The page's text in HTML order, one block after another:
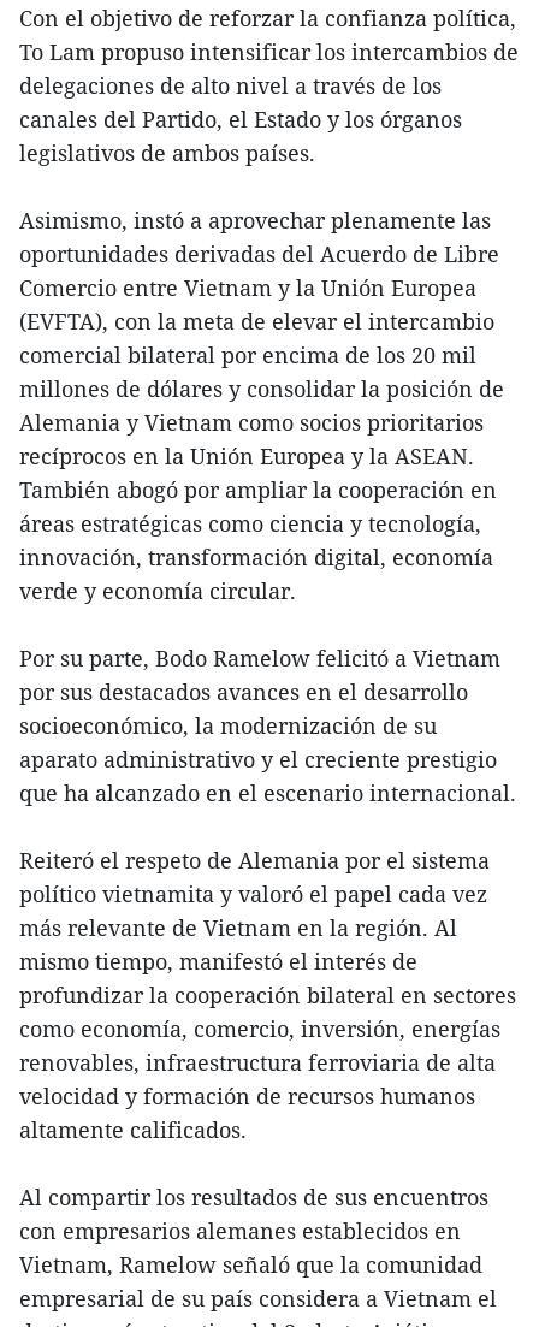
Con el objetivo de reforzar la confianza política,
To Lam propuso intensificar los intercambios de
delegaciones de alto nivel a través de los
canales del Partido, el Estado y los órganos
legislativos de ambos países.
Asimismo, instó a aprovechar plenamente las
oportunidades derivadas del Acuerdo de Libre
Comercio entre Vietnam y la Unión Europea
(EVFTA), con la meta de elevar el intercambio
comercial bilateral por encima de los 20 mil
millones de dólares y consolidar la posición de
Alemania y Vietnam como socios prioritarios
recíprocos en la Unión Europea y la ASEAN.
También abogó por ampliar la cooperación en
áreas estratégicas como ciencia y tecnología,
innovación, transformación digital, economía
verde y economía circular.
Por su parte, Bodo Ramelow felicitó a Vietnam
por sus destacados avances en el desarrollo
socioeconómico, la modernización de su
aparato administrativo y el creciente prestigio
que ha alcanzado en el escenario internacional.
Reiteró el respeto de Alemania por el sistema
político vietnamita y valoró el papel cada vez
más relevante de Vietnam en la región. Al
mismo tiempo, manifestó el interés de
profundizar la cooperación bilateral en sectores
como economía, comercio, inversión, energías
renovables, infraestructura ferroviaria de alta
velocidad y formación de recursos humanos
altamente calificados.
Al compartir los resultados de sus encuentros
con empresarios alemanes establecidos en
Vietnam, Ramelow señaló que la comunidad
empresarial de su país considera a Vietnam el